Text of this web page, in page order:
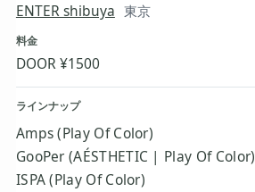
ENTER shibuya 東京
料金
DOOR ¥1500
ラインナップ
Amps (Play Of Color)
GooPer (AÉSTHETIC | Play Of Color)
ISPA (Play Of Color)